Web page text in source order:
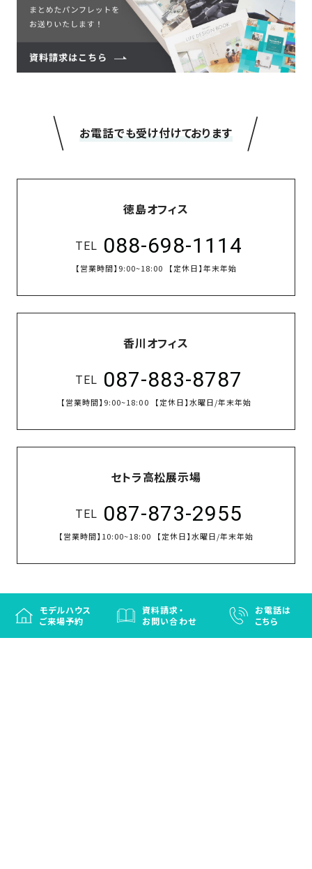
モデルハウス
ご来場予約
資料請求・
お問い合わせ
お電話は
こちら
＼お電話でも受け付けております／
徳島オフィス
TEL 088-698-1114
【営業時間】 9:00~18:00 【定休日】年末年始
香川オフィス
TEL 087-883-8787
【営業時間】 9:00~18:00 【定休日】水曜日/年末年始
セトラ高松展示場
TEL 087-873-2955
【営業時間】 10:00~18:00 【定休日】水曜日/年末年始